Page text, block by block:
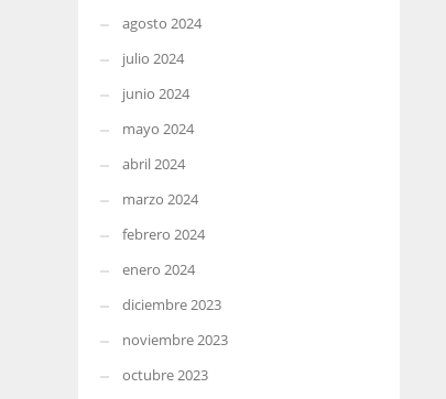
agosto 2024
julio 2024
junio 2024
mayo 2024
abril 2024
marzo 2024
febrero 2024
enero 2024
diciembre 2023
noviembre 2023
octubre 2023